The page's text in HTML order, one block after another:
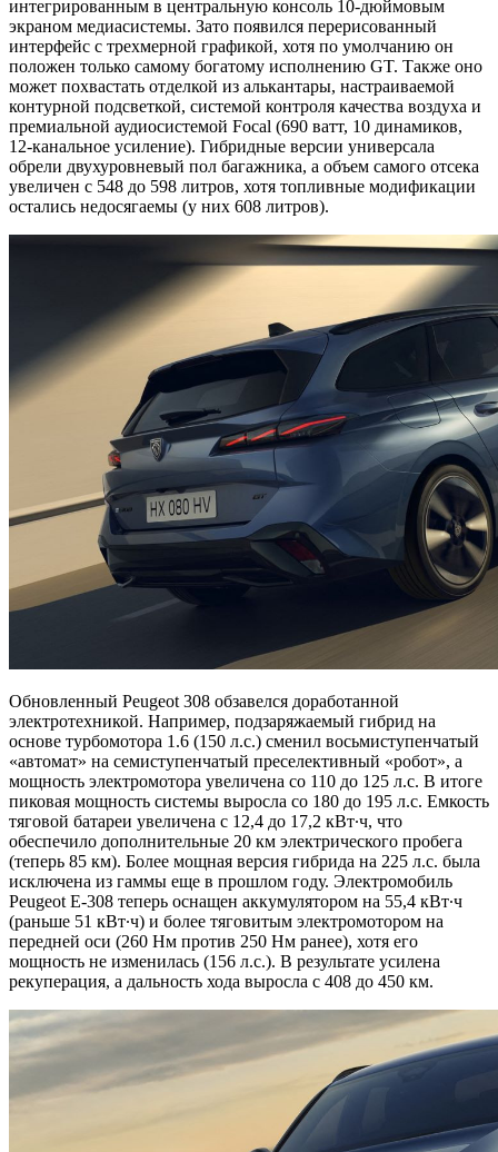
интегрированным в центральную консоль 10-дюймовым
экраном медиасистемы. Зато появился перерисованный
интерфейс с трехмерной графикой, хотя по умолчанию он
положен только самому богатому исполнению GT. Также оно
может похвастать отделкой из алькантары, настраиваемой
контурной подсветкой, системой контроля качества воздуха и
премиальной аудиосистемой Focal (690 ватт, 10 динамиков,
12-канальное усиление). Гибридные версии универсала
обрели двухуровневый пол багажника, а объем самого отсека
увеличен с 548 до 598 литров, хотя топливные модификации
остались недосягаемы (у них 608 литров).
Обновленный Peugeot 308 обзавелся доработанной
электротехникой. Например, подзаряжаемый гибрид на
основе турбомотора 1.6 (150 л.с.) сменил восьмиступенчатый
«автомат» на семиступенчатый преселективный «робот», а
мощность электромотора увеличена со 110 до 125 л.с. В итоге
пиковая мощность системы выросла со 180 до 195 л.с. Емкость
тяговой батареи увеличена с 12,4 до 17,2 кВт∙ч, что
обеспечило дополнительные 20 км электрического пробега
(теперь 85 км). Более мощная версия гибрида на 225 л.с. была
исключена из гаммы еще в прошлом году. Электромобиль
Peugeot E-308 теперь оснащен аккумулятором на 55,4 кВт∙ч
(раньше 51 кВт∙ч) и более тяговитым электромотором на
передней оси (260 Нм против 250 Нм ранее), хотя его
мощность не изменилась (156 л.с.). В результате усилена
рекуперация, а дальность хода выросла с 408 до 450 км.